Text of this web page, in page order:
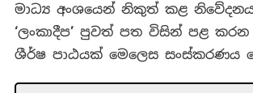
මාධ්‍ය අංශයෙන් නිකුත් කළ
‘ලංකාදීප’පුවත් පත විසින් පළ කරන
ශීර්ෂ පාඨයක් මෙලෙස සංස්කරණය